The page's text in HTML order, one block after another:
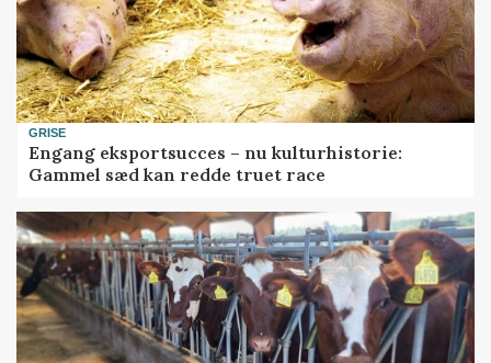
GRISE
Engang eksportsucces – nu kulturhistorie:
Gammel sæd kan redde truet race